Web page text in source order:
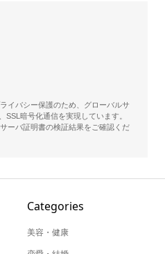
イバシー保護のため、グローバルサ
SSL暗号化通信を実現しています。
ーバ証明書の検証結果をご確認くだ
Categories
美容・健康